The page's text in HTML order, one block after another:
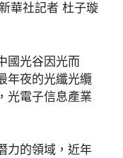
華社記者 杜子璇
國光谷因光而
年夜的光纖光纜
光電子信息產業
力的領域，近年